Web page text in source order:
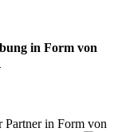
in Form von
Partner in Form von